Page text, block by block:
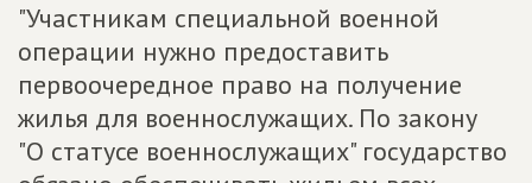
"Участникам специальной военной
операции нужно предоставить
первоочередное право на получение
жилья для военнослужащих. По закону
"О статусе военнослужащих" государство